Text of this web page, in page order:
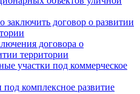
договор о развитии
договора о
территории
участки под коммерческое
под комплексное развитие